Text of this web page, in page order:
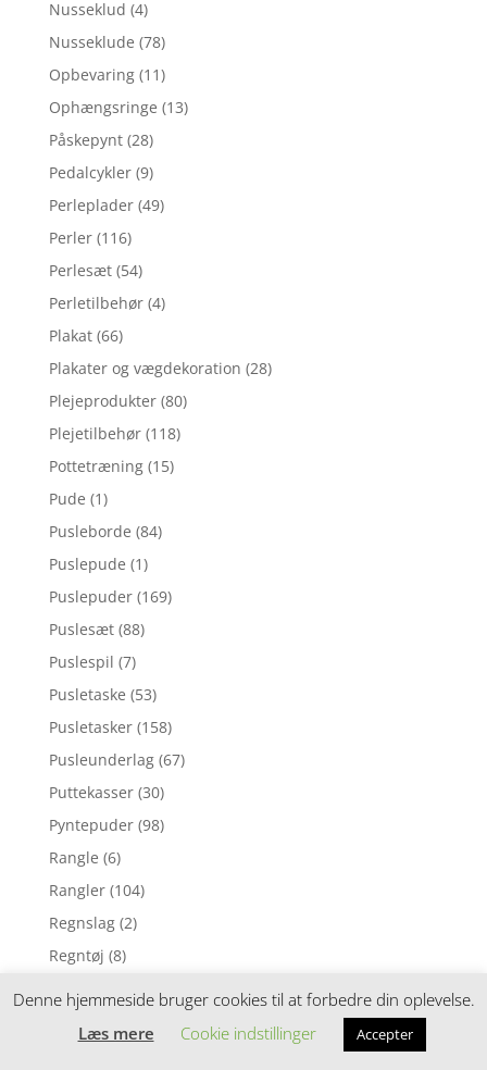
Nusseklud (4)
Nusseklude (78)
Opbevaring (11)
Ophængsringe (13)
Påskepynt (28)
Pedalcykler (9)
Perleplader (49)
Perler (116)
Perlesæt (54)
Perletilbehør (4)
Plakat (66)
Plakater og vægdekoration (28)
Plejeprodukter (80)
Plejetilbehør (118)
Pottetræning (15)
Pude (1)
Pusleborde (84)
Puslepude (1)
Puslepuder (169)
Puslesæt (88)
Puslespil (7)
Pusletaske (53)
Pusletasker (158)
Pusleunderlag (67)
Puttekasser (30)
Pyntepuder (98)
Rangle (6)
Rangler (104)
Regnslag (2)
Regntøj (8)
Reoler
Denne hjemmeside bruger cookies til at forbedre din oplevelse.
Læs mere
Cookie indstillinger Accepter